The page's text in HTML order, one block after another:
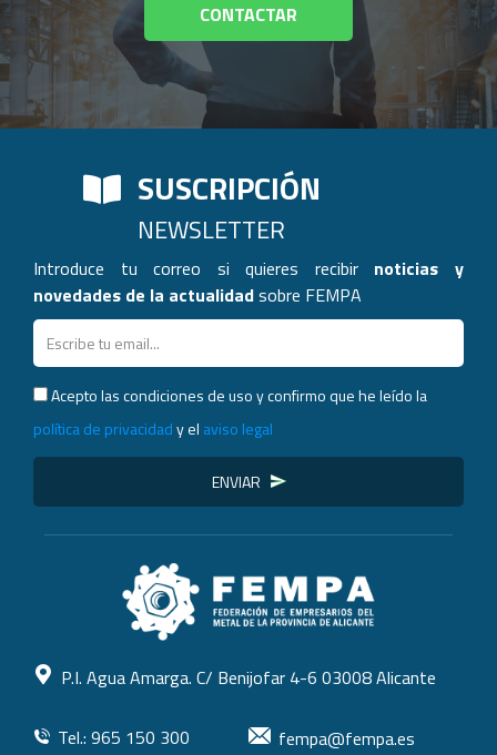
CONTACTAR
SUSCRIPCIÓN
NEWSLETTER
Introduce tu correo si quieres recibir noticias y
novedades de la actualidadsobre FEMPA
Acepto las condiciones de uso y confirmo que he leído la
política de privacidady el aviso legal
ENVIAR
P.I. Agua Amarga. C/ Benijofar 4-6 03008 Alicante
Tel.: 965 150 300 fempa@fempa.es